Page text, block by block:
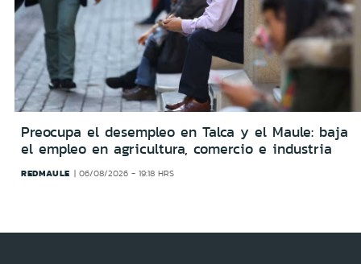
Preocupa el desempleo en Talca y el Maule: baja
el empleo en agricultura, comercio e industria
REDMAULE 06/08/2026 - 19:18 HRS